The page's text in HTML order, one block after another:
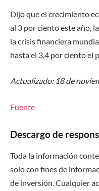
Dijo que el crecimiento
al 3 por ciento este año,
la crisis financiera
hasta el 3,4 por ciento el
Actualizado: 18 de
Fuente
Descargo de
Toda la información
solo con fines de
de inversión. Cualquier